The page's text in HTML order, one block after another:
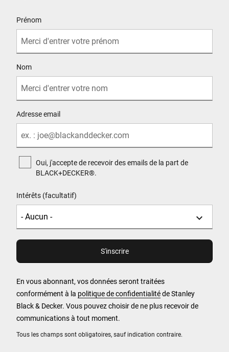
Tous les champs sont obligatoires, sauf indication contraire.
Prénom
Nom
Adresse email
Oui, j'accepte de recevoir des emails de la part de
BLACK+DECKER®.
Intérêts (facultatif)
En vous abonnant, vos données seront traitées
conformément à la politique de confidentialitéde Stanley
Black & Decker. Vous pouvez choisir de ne plus recevoir de
communications à tout moment.